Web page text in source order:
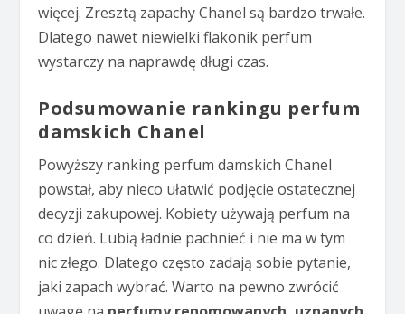
więcej. Zresztą zapachy Chanel są bardzo trwałe.
Dlatego nawet niewielki flakonik perfum
wystarczy na naprawdę długi czas.
Podsumowanie rankingu perfum
damskich Chanel
Powyższy ranking perfum damskich Chanel
powstał, aby nieco ułatwić podjęcie ostatecznej
decyzji zakupowej. Kobiety używają perfum na
co dzień. Lubią ładnie pachnieć i nie ma w tym
nic złego. Dlatego często zadają sobie pytanie,
jaki zapach wybrać. Warto na pewno zwrócić